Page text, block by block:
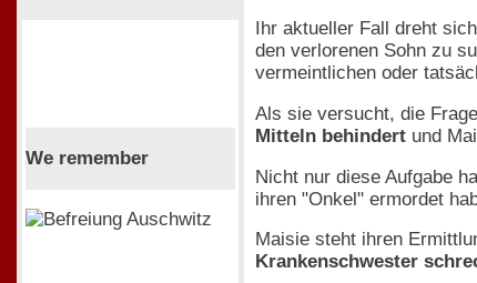
We remember
Ihr aktueller Fall dreht
den verlorenen Sohn zu
vermeintlichen oder
Als sie versucht, die
Mitteln behindert und
Nicht nur diese Aufgabe
ihren "Onkel" ermordet
Maisie steht ihren
Krankenschwester